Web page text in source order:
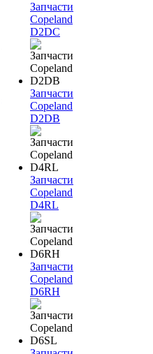
Запчасти
Copeland
D2DC
Запчасти
Copeland
D2DB
Запчасти
Copeland
D4RL
Запчасти
Copeland
D6RH